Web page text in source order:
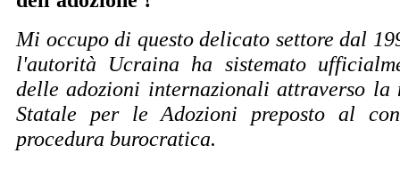
Mi occupo di questo delicato settore dal
l'autorità Ucraina ha sistemato
delle adozioni internazionali attraverso la
Statale per le Adozioni preposto al
procedura burocratica.